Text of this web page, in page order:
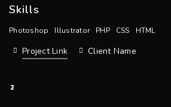
Skills
Photoshop Illustrator PHP CSS HTML
Project Link Client Name
2